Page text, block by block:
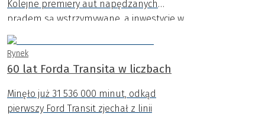
Kolejne premiery aut napędzanych
prądem są wstrzymywane, a inwestycje w
nowe platformy ograniczane. Coraz
wyraźniej widać, że dynamiczny rozwój
samochodów EV napotyka na poważne
bariery.
Rynek
60 lat Forda Transita w liczbach
Minęło już 31 536 000 minut, odkąd
pierwszy Ford Transit zjechał z linii